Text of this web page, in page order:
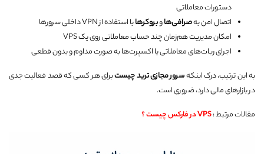
دستورات معاملاتی
اتصال امن بهصرافی‌هاوبروکرهابا استفاده از VPN داخلی سرورها
امکان مدیریت هم‌زمان چند حساب معاملاتی روی یک VPS
اجرای ربات‌های معاملاتی یا اکسپرت‌ها به صورت مداوم و بدون قطعی
به این ترتیب، درک اینکهسرور مجازی ترید چیستبرای هر کسی که قصد فعالیت جدی
در بازارهای مالی دارد، ضروری است.
مقالات مرتبط :VPS در فارکس چیست ؟